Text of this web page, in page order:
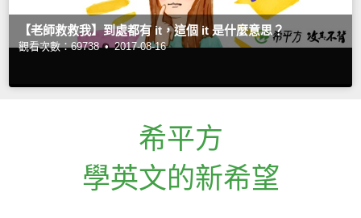
【老師救救我】到處都有 it，這個 it 是什麼意思？
觀看次數：69738 • 2017-08-16
希平方
學英文的新希望